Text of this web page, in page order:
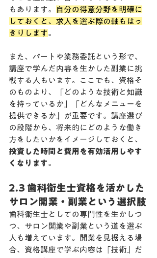
もあります。
自分の得意分野を明確に
しておくと、求人を選ぶ際の軸もはっ
きりします。
また、パートや業務委託という形で、
講座で学んだ内容を生かした副業に挑
戦する人もいます。ここでも、資格そ
のものより、「どのような技術と知識
を持っているか」「どんなメニューを
提供できるか」が重要です。講座選び
の段階から、将来的にどのような働き
方をしたいかをイメージしておくと、
投資した時間と費用を有効活用しやす
くなります。
2.3 歯科衛生士資格を活かした
サロン開業・副業という選択肢
歯科衛生士としての専門性を生かしつ
つ、サロン開業や副業という道を選ぶ
人も増えています。開業を見据える場
合、資格講座で学ぶ内容は「技術」だ